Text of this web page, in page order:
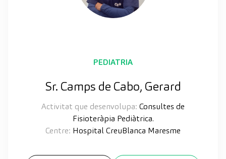
PEDIATRIA
Sr. Camps de Cabo, Gerard
Activitat que desenvolupa: Consultes de
Fisioteràpia Pediàtrica.
Centre: Hospital CreuBlanca Maresme